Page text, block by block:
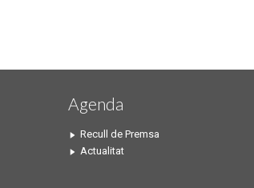
Agenda
Recull de Premsa
Actualitat